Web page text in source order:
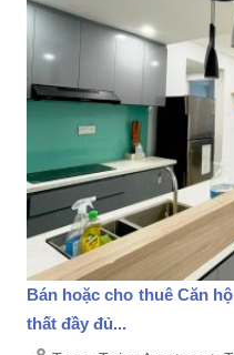
Bán hoặc cho thuê Căn
thất đầy đủ...